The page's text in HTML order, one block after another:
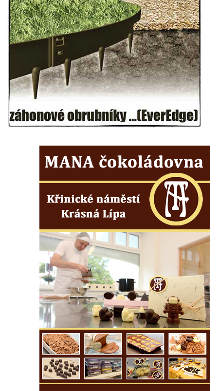
Sochy Ptáci v Tierpark Chemnitz
Socha Skupina jeřábů v Tierpark Chemnitz
Socha Panter v ZOO Leipzig
Socha Dívka s mušlí v ZOO Leipzig
Socha Tygr v ZOO Leipzig
Socha Atlet v ZOO Leipzig
Socha Marabu v ZOO Leipzig
Busta Karla Maxe Schneidera v ZOO
Leipzig
Socha Býk v ZOO Dresden
Socha Uprchlý otrok bojuje s divokým psem
v ZOO Dresden
Socha krokodýla v ZOO Dresden
Socha Faun s medvíďaty v ZOO Dresden
Socha divokého prasete před vstupem do
ZOO Dresden
Socha světce severně od Lužce nad
Vltavou
Pamětní kámen revitalizace Vltavy Vraňany
– Hořín u Lužce nad Vltavou
Strom svobody a památník 100 let republiky
a 30. výročí listopadu 1989 v Hrobčicích
Boží muka v parku před domem čp. 17 v
Hrobčicích